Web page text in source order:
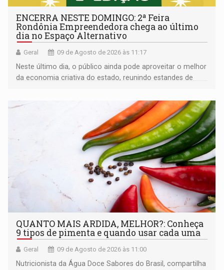
ENCERRA NESTE DOMINGO: 2ª Feira
Rondônia Empreendedora chega ao último
dia no Espaço Alternativo
Geral 09 de Agosto de 2026 às 11:17
Neste último dia, o público ainda pode aproveitar o melhor
da economia criativa do estado, reunindo estandes de
QUANTO MAIS ARDIDA, MELHOR?: Conheça
9 tipos de pimenta e quando usar cada uma
Geral 09 de Agosto de 2026 às 11:00
Nutricionista da Água Doce Sabores do Brasil, compartilha